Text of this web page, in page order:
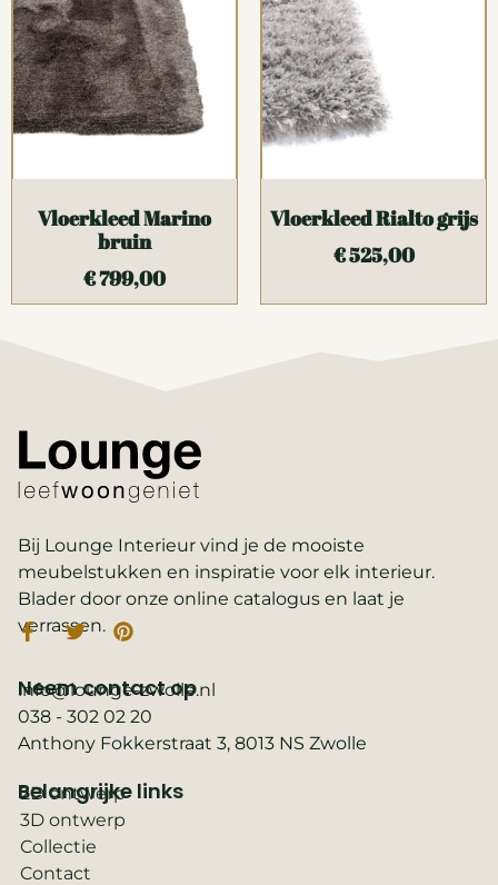
Vloerkleed Marino
bruin
€799,00
Vloerkleed Rialto grijs
€525,00
Bij Lounge Interieur vind je de mooiste
meubelstukken en inspiratie voor elk interieur.
Blader door onze online catalogus en laat je
verrassen.
Belangrijke links
2D ontwerp
3D ontwerp
Collectie
Contact
Neem contact op
info@lounge-zwolle.nl
038 - 302 02 20
Anthony Fokkerstraat 3, 8013 NS Zwolle